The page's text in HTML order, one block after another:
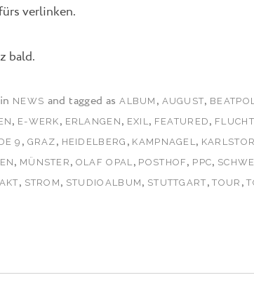
verlinken.
bald.
NEWS and tagged asALBUM , AUGUST,
, E-WERK , ERLANGEN , EXIL, FEATURED , FLUCHT
9 , GRAZ , HEIDELBERG , KAMPNAGEL,
, MÜNSTER , OLAF OPAL, POSTHOF , PPC,
, STROM , STUDIOALBUM , STUTTGART,TOUR ,